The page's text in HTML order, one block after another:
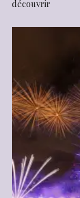
découvrir